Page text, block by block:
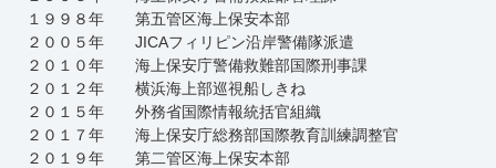
１９９８年 第五管区海上保安本部
２００５年 JICAフィリピン沿岸警備隊派遣
２０１０年 海上保安庁警備救難部国際刑事課
２０１２年 横浜海上部巡視船しきね
２０１５年 外務省国際情報統括官組織
２０１７年 海上保安庁総務部国際教育訓練調整官
２０１９年 第二管区海上保安本部